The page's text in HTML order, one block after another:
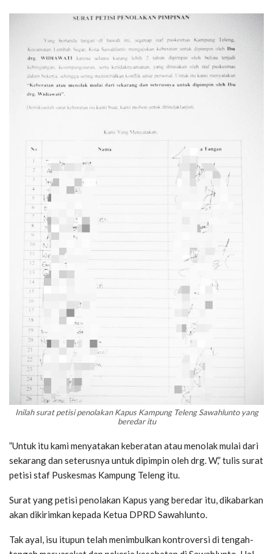
Inilah surat petisi penolakan Kapus Kampung Teleng Sawahlunto yang
beredar itu
”Untuk itu kami menyatakan keberatan atau menolak mulai dari
sekarang dan seterusnya untuk dipimpin oleh drg. W,” tulis surat
petisi staf Puskesmas Kampung Teleng itu.
Surat yang petisi penolakan Kapus yang beredar itu, dikabarkan
akan dikirimkan kepada Ketua DPRD Sawahlunto.
Tak ayal, isu itupun telah menimbulkan kontroversi di tengah-